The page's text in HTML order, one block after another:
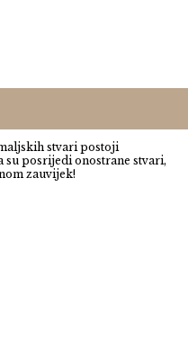
stvari postoji
posrijedi onostrane stvari,
zauvijek!